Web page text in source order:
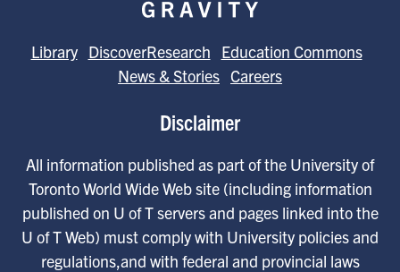
Library DiscoverResearch
Education Commons
News & Stories Careers
Disclaimer
All information published as part of the University of
Toronto World Wide Web site (including information
published on U of T servers and pages linked into the
U of T Web) must comply with University policies and
regulations,and with federal and provincial laws